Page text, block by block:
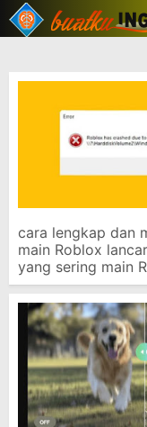
-->
cara lengkap dan
main Roblox
yang sering main